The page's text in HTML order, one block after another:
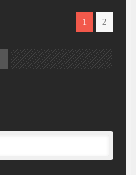
1 2